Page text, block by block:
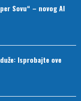
Sovu“ – novog AI
Isprobajte ove